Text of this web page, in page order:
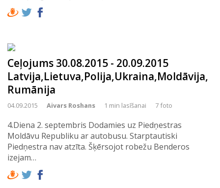
Ceļojums 30.08.2015 - 20.09.2015
Latvija,Lietuva,Polija,Ukraina,Moldāvija,
Rumānija
04.09.2015 Aivars Roshans 1 min lasīšanai 7 foto
4.Diena 2. septembris Dodamies uz Piedņestras
Moldāvu Republiku ar autobusu. Starptautiski
Piedņestra nav atzīta. Šķērsojot robežu Benderos
izejam…